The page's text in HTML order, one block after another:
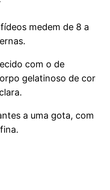
medem de 8 a
com o de
gelatinoso de cor
a uma gota, com